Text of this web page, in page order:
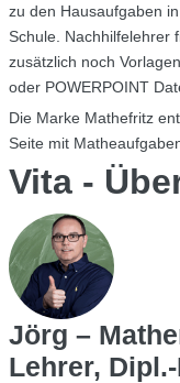
zu den Hausaufgaben
Schule. Nachhilfelehrer
zusätzlich noch
oder POWERPOINT
Die Marke Mathefritz
Seite mit
Vita -
Jörg –
Lehrer,